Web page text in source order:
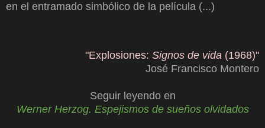
en el entramado simbólico de la película (...)
"Explosiones: Signos de vida (1968)"
José Francisco Montero
Seguir leyendo en
Werner Herzog. Espejismos de sueños olvidados